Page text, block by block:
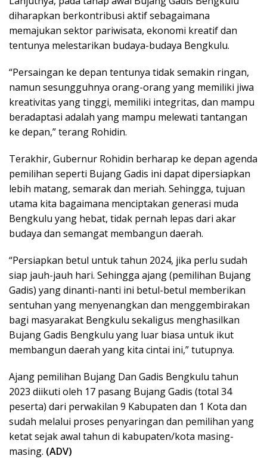
diharapkan berkontribusi aktif sebagaimana
memajukan sektor pariwisata, ekonomi kreatif dan
tentunya melestarikan budaya-budaya Bengkulu.
“Persaingan ke depan tentunya tidak semakin ringan,
namun sesungguhnya orang-orang yang memiliki jiwa
kreativitas yang tinggi, memiliki integritas, dan mampu
beradaptasi adalah yang mampu melewati tantangan
ke depan,” terang Rohidin.
Terakhir, Gubernur Rohidin berharap ke depan agenda
pemilihan seperti Bujang Gadis ini dapat dipersiapkan
lebih matang, semarak dan meriah. Sehingga, tujuan
utama kita bagaimana menciptakan generasi muda
Bengkulu yang hebat, tidak pernah lepas dari akar
budaya dan semangat membangun daerah.
“Persiapkan betul untuk tahun 2024, jika perlu sudah
siap jauh-jauh hari. Sehingga ajang (pemilihan Bujang
Gadis) yang dinanti-nanti ini betul-betul memberikan
sentuhan yang menyenangkan dan menggembirakan
bagi masyarakat Bengkulu sekaligus menghasilkan
Bujang Gadis Bengkulu yang luar biasa untuk ikut
membangun daerah yang kita cintai ini,” tutupnya.
Ajang pemilihan Bujang Dan Gadis Bengkulu tahun
2023 diikuti oleh 17 pasang Bujang Gadis (total 34
peserta) dari perwakilan 9 Kabupaten dan 1 Kota dan
sudah melalui proses penyaringan dan pemilihan yang
ketat sejak awal tahun di kabupaten/kota masing-
masing. (ADV)